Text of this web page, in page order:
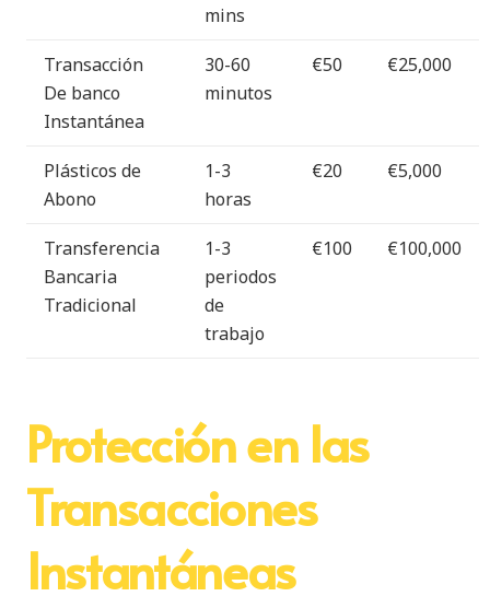
mins
Transacción
De banco
Instantánea
30-60
minutos
€50 €25,000
Plásticos de
Abono
1-3
horas
€20 €5,000
Transferencia
Bancaria
Tradicional
1-3
periodos
de
trabajo
€100 €100,000
Protección en las
Transacciones
Instantáneas